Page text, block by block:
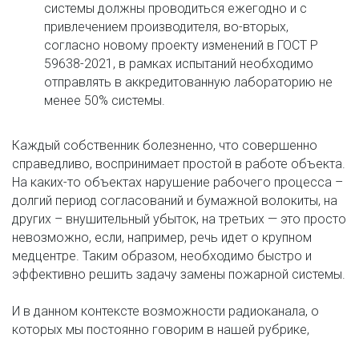
системы должны проводиться ежегодно и с
привлечением производителя, во-вторых,
согласно новому проекту изменений в ГОСТ Р
59638-2021, в рамках испытаний необходимо
отправлять в аккредитованную лабораторию не
менее 50% системы.
Каждый собственник болезненно, что совершенно
справедливо, воспринимает простой в работе объекта.
На каких-то объектах нарушение рабочего процесса –
долгий период согласований и бумажной волокиты, на
других – внушительный убыток, на третьих — это просто
невозможно, если, например, речь идет о крупном
медцентре. Таким образом, необходимо быстро и
И в данном контексте возможности радиоканала, о
которых мы постоянно говорим в нашей рубрике,